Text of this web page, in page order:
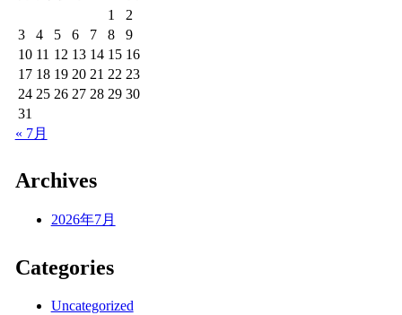
1
2
3
4 5 6 7 8
9
10 11 12 13 14 15 16
17 18 19 20 21 22 23
24 25 26 27 28 29 30
31
« 7月
Archives
2026年7月
Categories
Uncategorized